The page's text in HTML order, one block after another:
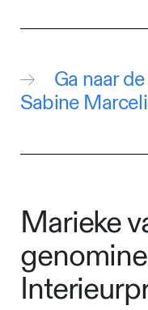
Ga naar
Sabine
Marieke